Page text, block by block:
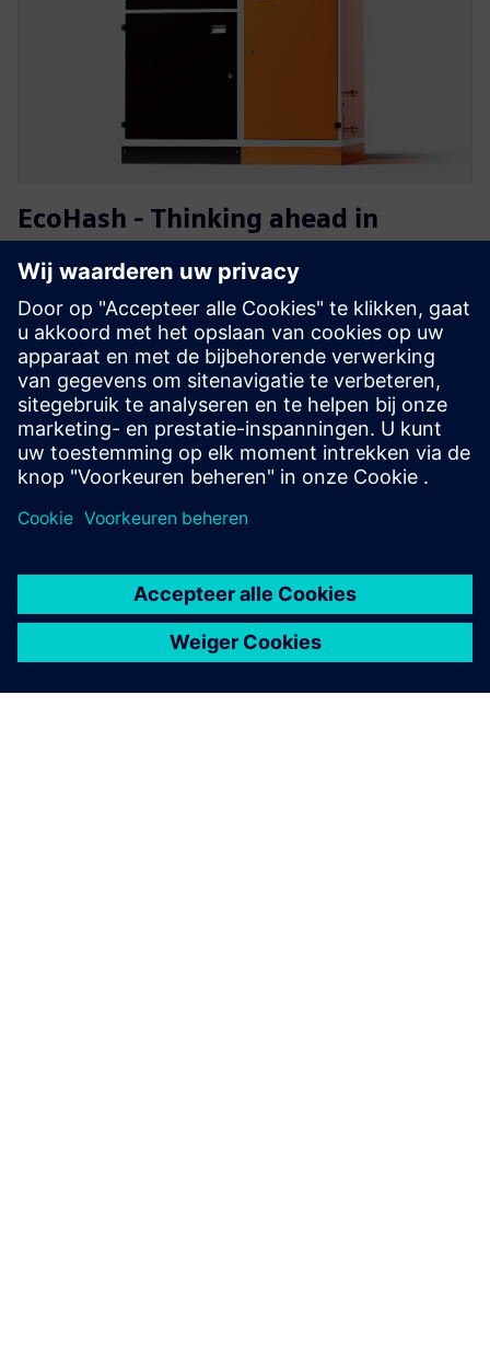
EcoHash - Thinking ahead in
energy utilisation
EcoHash is a modular energy management system that
turns surplus renewable electricity into high-value
computing and usable heat. Boost ROI per kWh, cut
heating costs, and monitor/control via HashLink for
seamless integration with...
Meer informatie